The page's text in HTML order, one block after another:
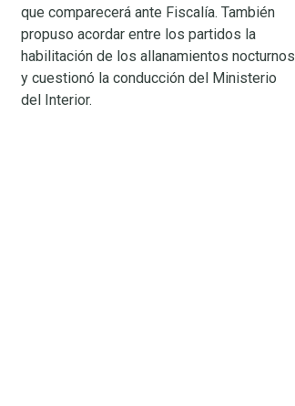
que comparecerá ante Fiscalía. También
propuso acordar entre los partidos la
habilitación de los allanamientos nocturnos
y cuestionó la conducción del Ministerio
del Interior.